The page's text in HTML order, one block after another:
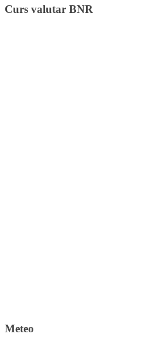
Curs valutar BNR
Meteo